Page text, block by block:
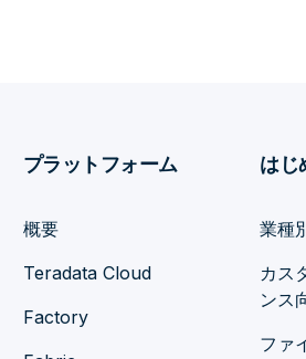
プラットフォーム
概要
Teradata Cloud
Factory
はじ
業種
カス
ンス
ファ